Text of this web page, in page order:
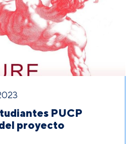
PUCP
proyecto